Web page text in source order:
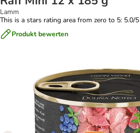
Lamm
This is a stars rating area from zero to 5: 5.0/5
Produkt bewerten